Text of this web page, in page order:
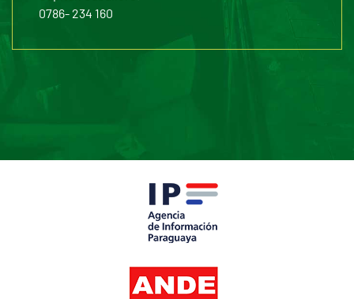
0786- 234 160